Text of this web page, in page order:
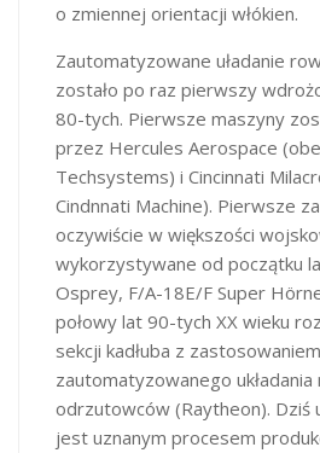
o zmiennej orientacji włókien.
Zautomatyzowane uładanie
zostało po raz pierwszy
80-tych. Pierwsze maszyny
przez Hercules Aerospace
Techsystems) i Cincinnati
Cindnnati Machine). Pierwsze
oczywiście w większości
wykorzystywane od początku
Osprey, F/A-18E/F Super
połowy lat 90-tych XX wieku
sekcji kadłuba z
zautomatyzowanego
odrzutowców (Raytheon). Dziś
jest uznanym procesem